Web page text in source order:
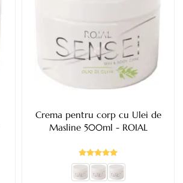
Crema pentru corp cu Ulei de
Masline 500ml - ROIAL